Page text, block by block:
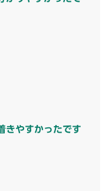
きやすかったです